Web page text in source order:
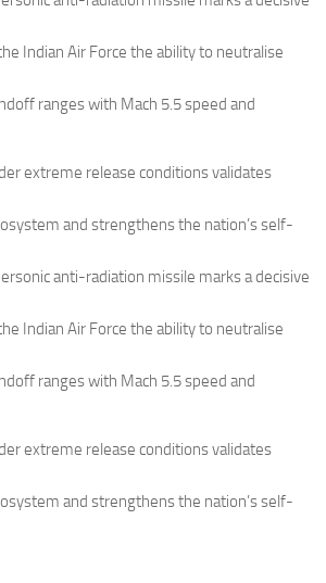
Indian Air Force the ability to neutralise
ranges with Mach 5.5 speed and
extreme release conditions validates
and strengthens the nation’s self-
anti-radiation missile marks a decisive
Indian Air Force the ability to neutralise
ranges with Mach 5.5 speed and
extreme release conditions validates
and strengthens the nation’s self-